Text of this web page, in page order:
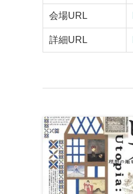
会場URL
詳細URL